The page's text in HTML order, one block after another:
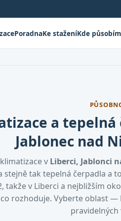
PoradnaKe staženíKde
a
Jablonec nad
v Liberci, Jablonci
tak tepelná čerpadla a
takže v Liberci a nejbližším
rozhoduje. Vyberte oblast
pravidelných